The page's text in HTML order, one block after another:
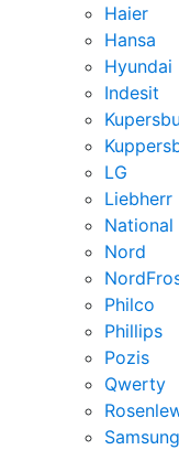
Haier
Hansa
Hyundai
Indesit
LG
Liebherr
National
Nord
Philco
Phillips
Pozis
Qwerty
Samsung